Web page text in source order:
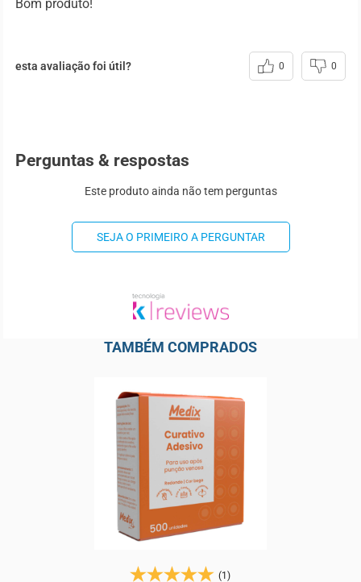
Bom produto!
esta avaliação foi útil? 0 0
Perguntas & respostas
Este produto ainda não tem perguntas
SEJA O PRIMEIRO A PERGUNTAR
TAMBÉM COMPRADOS
(1)